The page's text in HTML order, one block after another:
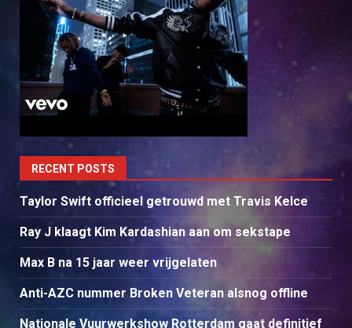
RECENT POSTS
Taylor Swift officieel getrouwd met Travis Kelce
Ray J klaagt Kim Kardashian aan om sekstape
Max B na 15 jaar weer vrijgelaten
Anti-AZC nummer Broken Veteran alsnog offline
Nationale Vuurwerkshow Rotterdam gaat definitief